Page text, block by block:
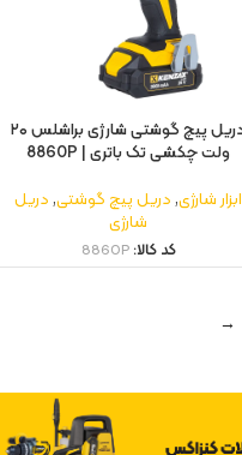
دریل پیچ گوشتی شارژی براشلس ۲۰
ولت چکشی تک باتری | 8860P
ابزار شارژی,دریل پیچ گوشتی,دریل
شارژی
کد کالا:8860P
→